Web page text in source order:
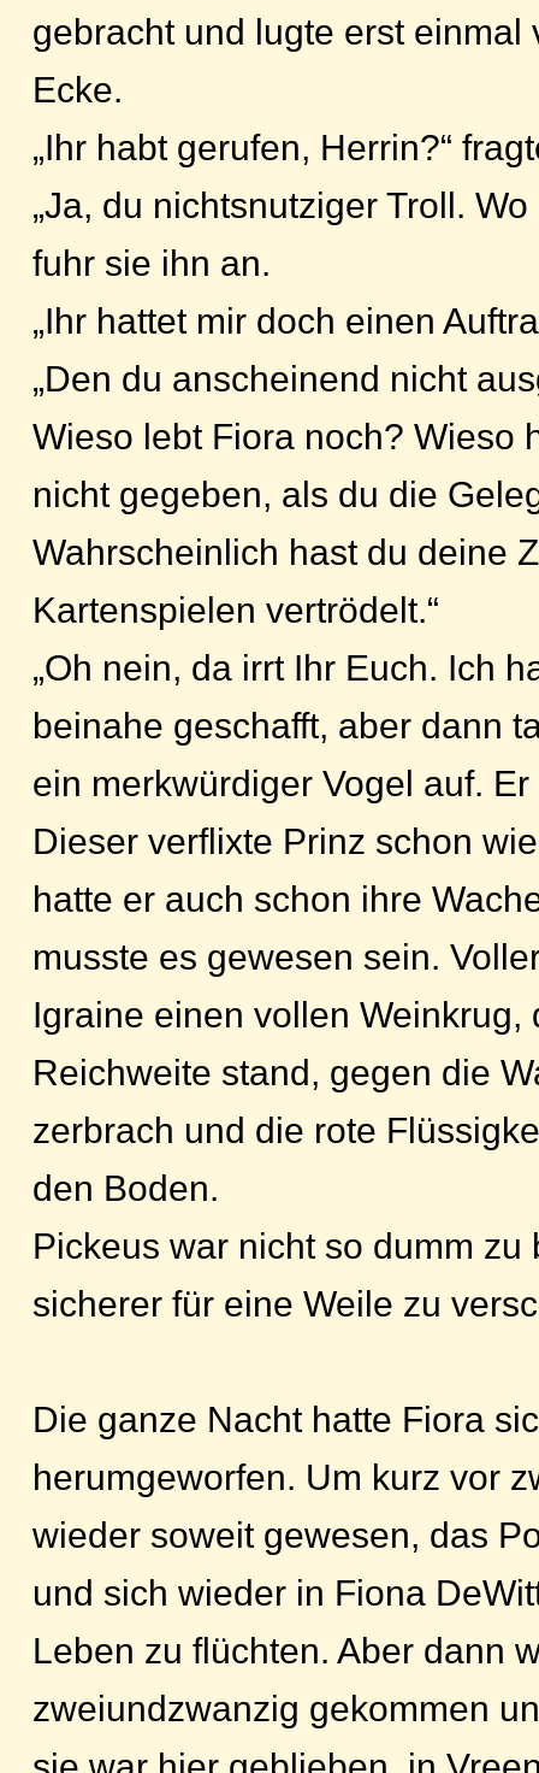
gebracht und lugte erst einmal
Ecke.
„Ihr habt gerufen, Herrin?“
„Ja, du nichtsnutziger Troll.
fuhr sie ihn an.
„Ihr hattet mir doch einen
„Den du anscheinend nicht
Wieso lebt Fiora noch? Wieso
nicht gegeben, als du die
Wahrscheinlich hast du deine
Kartenspielen vertrödelt.“
„Oh nein, da irrt Ihr Euch. Ich
beinahe geschafft, aber dann
ein merkwürdiger Vogel auf. Er
Dieser verflixte Prinz schon
hatte er auch schon ihre
musste es gewesen sein.
Igraine einen vollen Weinkrug,
Reichweite stand, gegen die
zerbrach und die rote
den Boden.
Pickeus war nicht so dumm zu
sicherer für eine Weile zu
Die ganze Nacht hatte Fiora
herumgeworfen. Um kurz vor
wieder soweit gewesen, das
und sich wieder in Fiona
Leben zu flüchten. Aber dann
zweiundzwanzig gekommen